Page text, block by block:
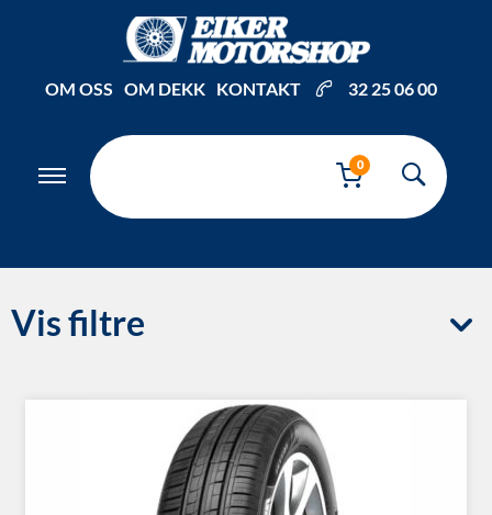
OM OSS OM DEKK KONTAKT 32 25 06 00
0
Vis filtre